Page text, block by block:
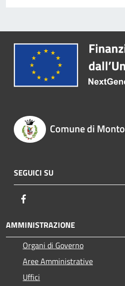
Comune di
SEGUICI SU
AMMINISTRAZIONE
Organi di Governo
Aree Amministrative
Uffici